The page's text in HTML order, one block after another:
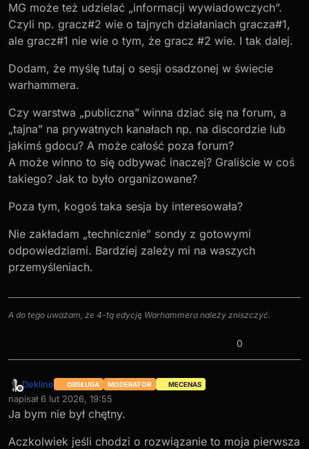
MG może też udzielać „informacji wywiadowczych”.
Czyli np. gracz#2 wie o tajnych działaniach gracza#1,
ale gracz#1 nie wie o tym, że gracz #2 wie. I tak dalej.
Dodam, że myślę tutaj o sesji osadzonej w świecie
warhammera.
Czy warstwa „publiczna” winna dziać się na forum, a
„tajna” na prywatnych kanałach np. na discordzie lub
jakimś gdocu? A może całość poza forum?
A może winno to się odbywać inaczej? Graliście w coś
takiego? Jak to było organizowane?
Poza tym, kogoś taka sesja by interesowała?
Nie zakładam „technicznie” sondy z gotowymi
odpowiedziami. Bardziej zależy mi na waszych
przemyśleniach.
A do tego uważam, że 4-tą edycję Warhammera należy zniszczyć.
0
Niedostępny
Dekline OBSŁUGA MODERATOR MECENAS
napisał6 lut 2026, 19:55
ostatnio edytowany przez
Ja bym nie był chętny.
Aczkolwiek jeśli chodzi o rozwiązanie to moja pierwsza